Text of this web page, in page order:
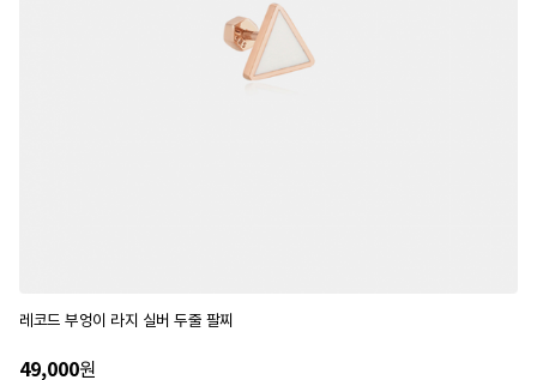
레코드 부엉이 라지 실버 두줄 팔찌
49,000원